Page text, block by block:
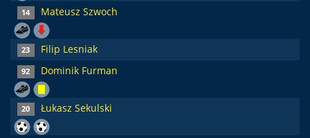
14 Mateusz Szwoch
23 Filip Lesniak
92 Dominik Furman
20 Łukasz Sekulski